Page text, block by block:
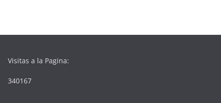
Visitas a la Pagina:
340167